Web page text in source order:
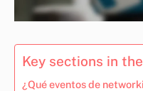
Key sections in
¿Qué eventos de